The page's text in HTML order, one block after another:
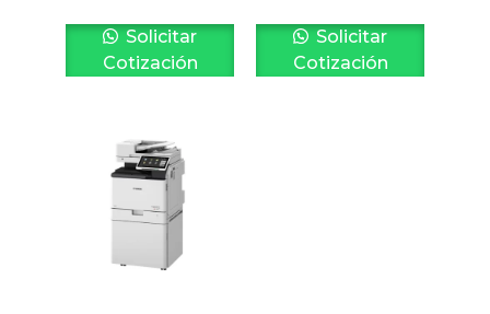
Solicitar
Cotización
Solicitar
Cotización